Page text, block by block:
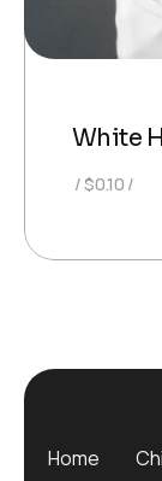
White
$0.10
Home